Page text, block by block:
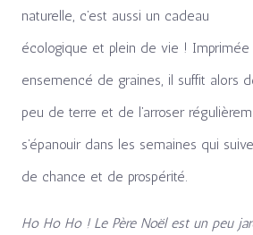
naturelle, c’est aussi un cadeau
écologique et plein de vie ! Imprimée
ensemencé de graines, il suffit alors
peu de terre et de l’arroser
s’épanouir dans les semaines qui
de chance et de prospérité.
Ho Ho Ho ! Le Père Noël est un peu